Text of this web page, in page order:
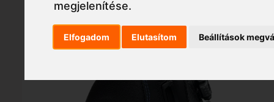
megjelenítése.
Elfogadom Elutasítom Beállítások